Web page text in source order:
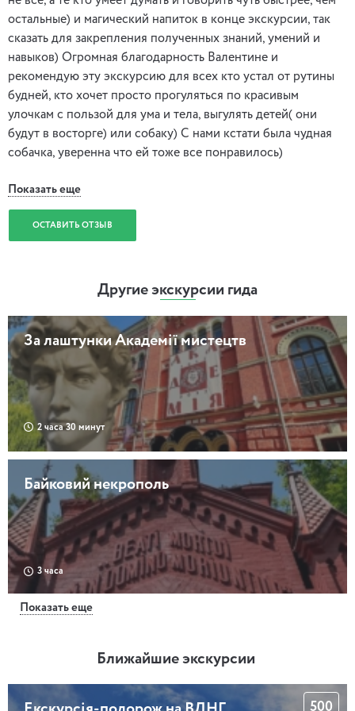
остальные) и магический напиток в конце экскурсии, так
сказать для закрепления полученных знаний, умений и
навыков) Огромная благодарность Валентине и
рекомендую эту экскурсию для всех кто устал от рутины
будней, кто хочет просто прогуляться по красивым
улочкам с пользой для ума и тела, выгулять детей( они
будут в восторге) или собаку) С нами кстати была чудная
собачка, уверенна что ей тоже все понравилось)
Показать еще
ОСТАВИТЬ ОТЗЫВ
Другие экскурсии гида
За лаштунки Академії мистецтв
2 часа 30 минут
Байковий некрополь
3 часа
Показать еще
Ближайшие экскурсии
500